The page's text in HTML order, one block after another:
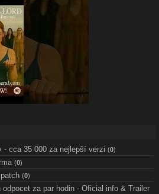
- cca 35 000 za nejlepší verzi (0)
(0)
(0)
za par hodin - Oficial info & Trailer